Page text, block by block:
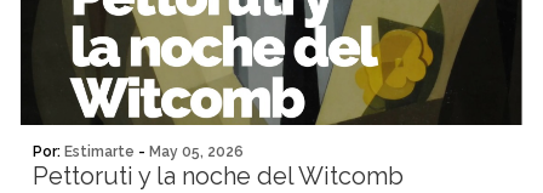
Por: Estimarte - May 05, 2026
Pettoruti y la noche del Witcomb